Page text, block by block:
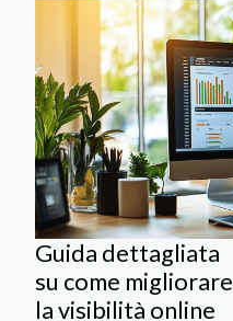
interesse per tutte le future
mamme. Questo antico
gioiello, ricco di significato e
tradizione, suscita curiosità e
domande riguardo alla sua
utilità e al suo significato
profondo. Scopri...
Guida dettagliata
su come migliorare
la visibilità online